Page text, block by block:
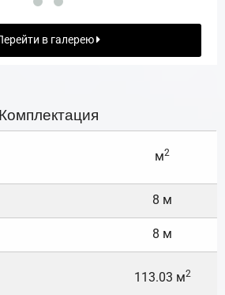
в галерею
Комплектация
м2
8 м
8 м
113.03 м2